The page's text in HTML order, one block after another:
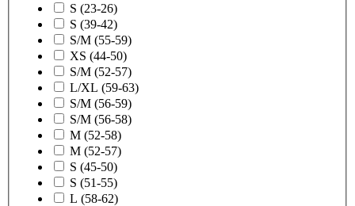
S (23-26)
S (39-42)
S/M (55-59)
XS (44-50)
S/M (52-57)
L/XL (59-63)
S/M (56-59)
S/M (56-58)
M (52-58)
M (52-57)
S (45-50)
S (51-55)
L (58-62)